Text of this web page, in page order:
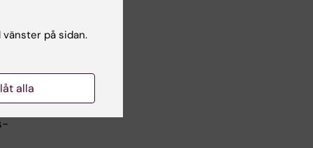
på sidan.
alla